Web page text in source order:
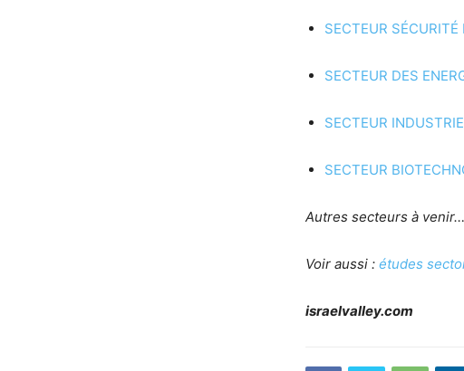
SECTEUR SÉCURITÉ
SECTEUR DES
SECTEUR
SECTEUR
Autres secteurs à venir…
Voir aussi : études
israelvalley.com